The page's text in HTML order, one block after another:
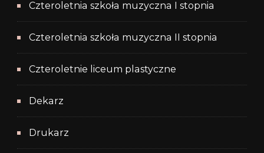
Czteroletnia szkoła muzyczna I stopnia
Czteroletnia szkoła muzyczna II stopnia
Czteroletnie liceum plastyczne
Dekarz
Drukarz